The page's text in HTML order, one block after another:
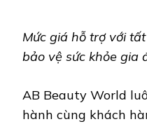
Mức giá hỗ trợ với
bảo vệ sức khỏe gia
AB Beauty World
hành cùng khách